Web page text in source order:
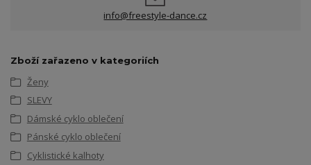
info@freestyle-dance.cz
Zboží zařazeno v kategoriích
Ženy
SLEVY
Dámské cyklo oblečení
Pánské cyklo oblečení
Cyklistické kalhoty